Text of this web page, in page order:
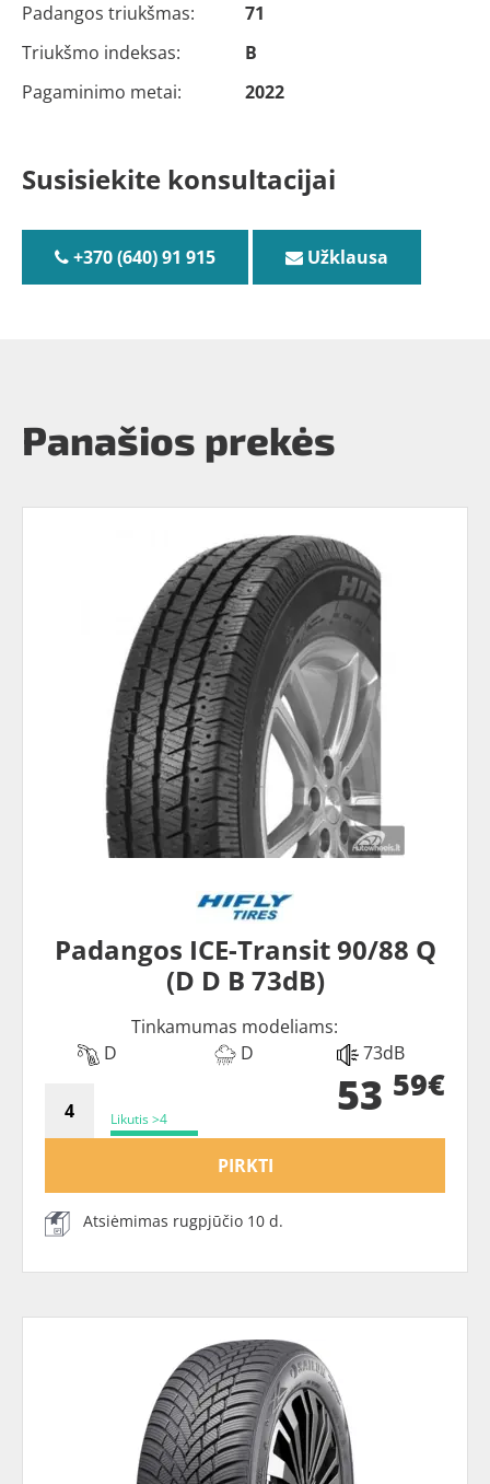
Padangos triukšmas:
71
Triukšmo indeksas:
B
Pagaminimo metai:
2022
Susisiekite konsultacijai
+370 (640) 91 915 Užklausa
Panašios prekės
Padangos ICE-Transit 90/88 Q
(D D B 73dB)
Tinkamumas modeliams:
D
D 73dB
Likutis >4 53 59€
PIRKTI
Atsiėmimas rugpjūčio 10 d.